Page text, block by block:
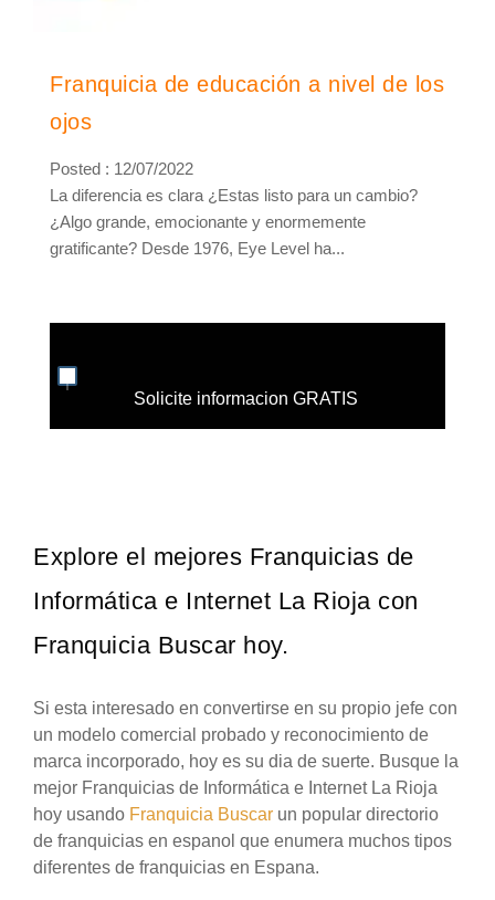
Franquicia de educación a nivel de los
ojos
Posted : 12/07/2022
La diferencia es clara ¿Estas listo para un cambio?
¿Algo grande, emocionante y enormemente
gratificante? Desde 1976, Eye Level ha...
Solicite informacion GRATIS
Explore el mejores Franquicias de
Informática e Internet La Rioja con
Franquicia Buscar hoy.
Si esta interesado en convertirse en su propio jefe con
un modelo comercial probado y reconocimiento de
marca incorporado, hoy es su dia de suerte. Busque la
mejor Franquicias de Informática e Internet La Rioja
hoy usando Franquicia Buscar un popular directorio
de franquicias en espanol que enumera muchos tipos
diferentes de franquicias en Espana.